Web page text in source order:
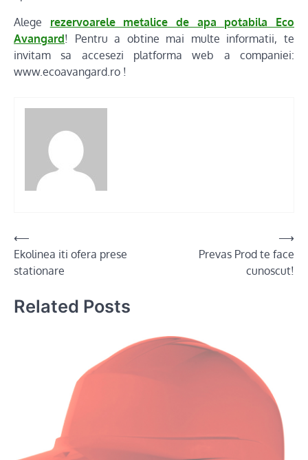
Alege rezervoarele metalice de apa potabila Eco
Avangard! Pentru a obtine mai multe informatii, te
invitam sa accesezi platforma web a companiei:
www.ecoavangard.ro !
Post
navigation
⟵
Ekolinea iti ofera prese
stationare
Prevas Prod te face
cunoscut!
⟶
Related Posts